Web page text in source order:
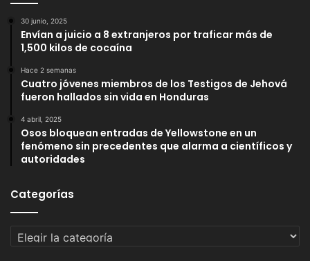
30 junio, 2025
Envían a juicio a 8 extranjeros por traficar más de
1,500 kilos de cocaína
Hace 2 semanas
Cuatro jóvenes miembros de los Testigos de Jehová
fueron hallados sin vida en Honduras
4 abril, 2025
Osos bloquean entradas de Yellowstone en un
fenómeno sin precedentes que alarma a científicos y
autoridades
Categorías
Categorías